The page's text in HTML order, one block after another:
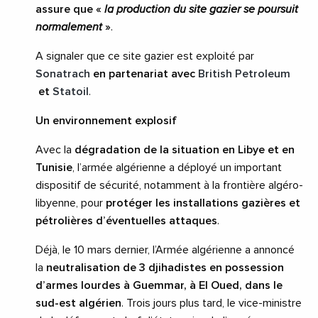
assure que « la production du site gazier se poursuit
normalement».
A signaler que ce site gazier est exploité par
Sonatrach en partenariat avec British Petroleum
et Statoil .
Un environnement explosif
Avec la dégradation de la situation en Libye et en
Tunisie , l’armée algérienne a déployé un important
dispositif de sécurité, notamment à la frontière algéro-
libyenne, pour protéger les installations gazières et
pétrolières d’éventuelles attaques.
Déjà, le 10 mars dernier, l’Armée algérienne a annoncé
la neutralisation de 3 djihadistes en possession
d’armes lourdes à Guemmar, à El Oued, dans le
sud-est algérien. Trois jours plus tard, le vice-ministre